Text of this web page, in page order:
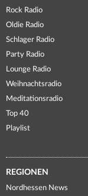
Rock Radio
Oldie Radio
Schlager Radio
Party Radio
Lounge Radio
Weihnachtsradio
Meditationsradio
Top 40
Playlist
REGIONEN
Nordhessen News